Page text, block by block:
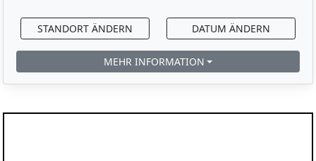
STANDORT ÄNDERN DATUM ÄNDERN
MEHR INFORMATION